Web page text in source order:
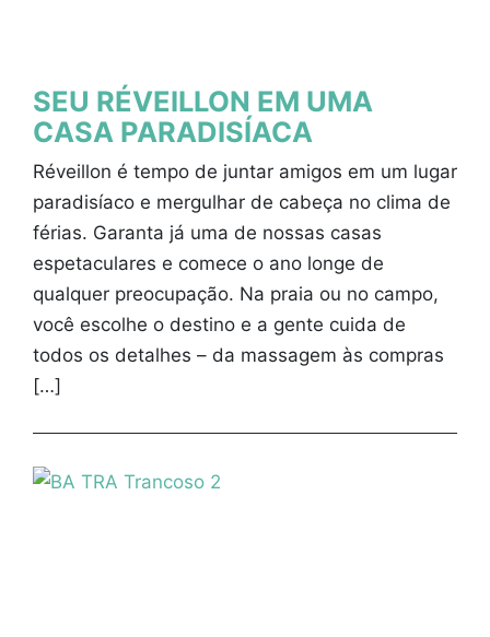
SEU RÉVEILLON EM UMA
CASA PARADISÍACA
Réveillon é tempo de juntar amigos em um lugar
paradisíaco e mergulhar de cabeça no clima de
férias. Garanta já uma de nossas casas
espetaculares e comece o ano longe de
qualquer preocupação. Na praia ou no campo,
você escolhe o destino e a gente cuida de
todos os detalhes – da massagem às compras
[…]